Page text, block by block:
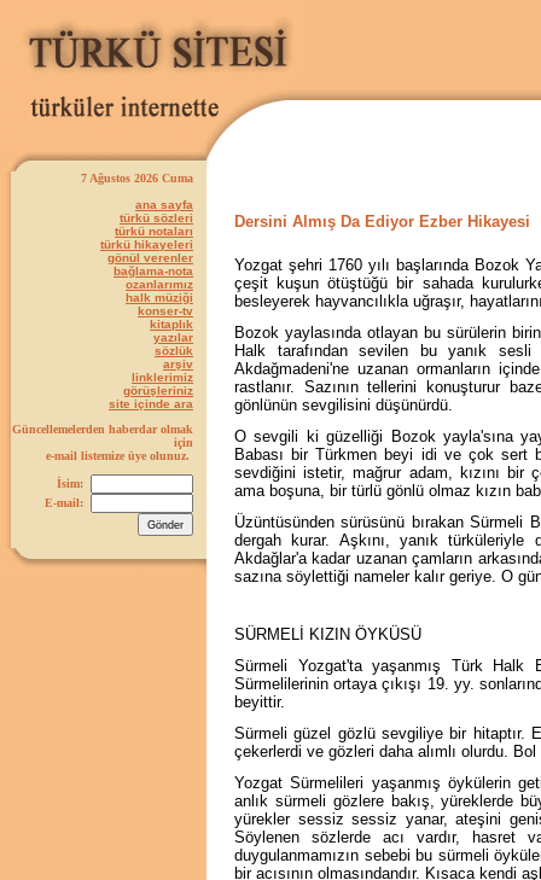
7 Ağustos 2026 Cuma
ana sayfa
türkü sözleri
türkü notaları
türkü hikayeleri
gönül verenler
bağlama-nota
ozanlarımız
halk müziği
konser-tv
kitaplık
yazılar
sözlük
arşiv
linklerimiz
görüşleriniz
site içinde ara
Güncellemelerden haberdar olmak
için
e-mail listemize üye olunuz.
İsim:
E-mail:
Dersini Almış Da Ediyor Ezber Hikayesi
Yozgat şehri 1760 yılı başlarında Bozok
çeşit kuşun ötüştüğü bir sahada
besleyerek hayvancılıkla uğraşır,
Bozok yaylasında otlayan bu sürülerin
Halk tarafından sevilen bu yanık sesli
Akdağmadeni'ne uzanan ormanların
rastlanır. Sazının tellerini konuşturur
gönlünün sevgilisini düşünürdü.
O sevgili ki güzelliği Bozok yayla'sına
Babası bir Türkmen beyi idi ve çok sert
sevdiğini istetir, mağrur adam, kızını bir
ama boşuna, bir türlü gönlü olmaz kızın
Üzüntüsünden sürüsünü bırakan Sürmeli
dergah kurar. Aşkını, yanık türküleriyle
Akdağlar'a kadar uzanan çamların
sazına söylettiği nameler kalır geriye. O
SÜRMELİ KIZIN ÖYKÜSÜ
Sürmeli Yozgat'ta yaşanmış Türk Halk
Sürmelilerinin ortaya çıkışı 19. yy.
beyittir.
Sürmeli güzel gözlü sevgiliye bir hitaptır.
çekerlerdi ve gözleri daha alımlı olurdu.
Yozgat Sürmelileri yaşanmış öykülerin
anlık sürmeli gözlere bakış, yüreklerde
yürekler sessiz sessiz yanar, ateşini
Söylenen sözlerde acı vardır, hasret
duygulanmamızın sebebi bu sürmeli
bir acısının olmasındandır. Kısaca kendi